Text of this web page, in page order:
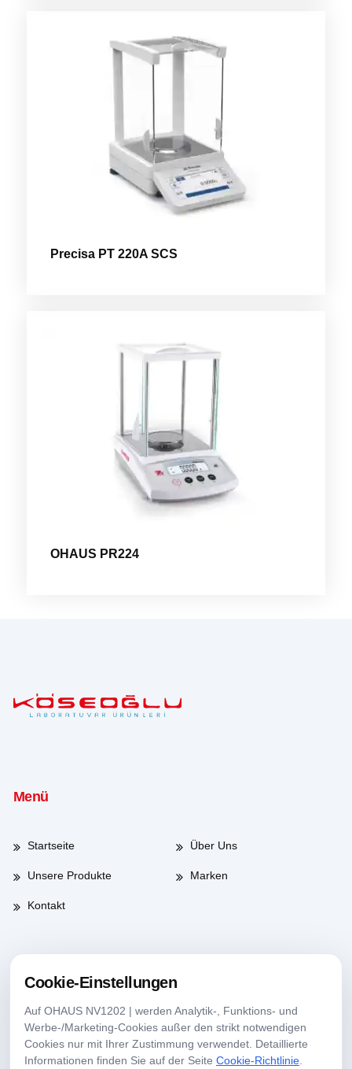
Precisa PT 220A SCS
OHAUS PR224
Menü
Startseite Über Uns
Unsere Produkte Marken
Kontakt
Arbeitszeiten
Werktage 08:00-17:30
Cookie-Einstellungen
Auf OHAUS NV1202 | werden Analytik-, Funktions- und
Werbe-/Marketing-Cookies außer den strikt notwendigen
Cookies nur mit Ihrer Zustimmung verwendet. Detaillierte
Informationen finden Sie auf der Seite Cookie-Richtlinie